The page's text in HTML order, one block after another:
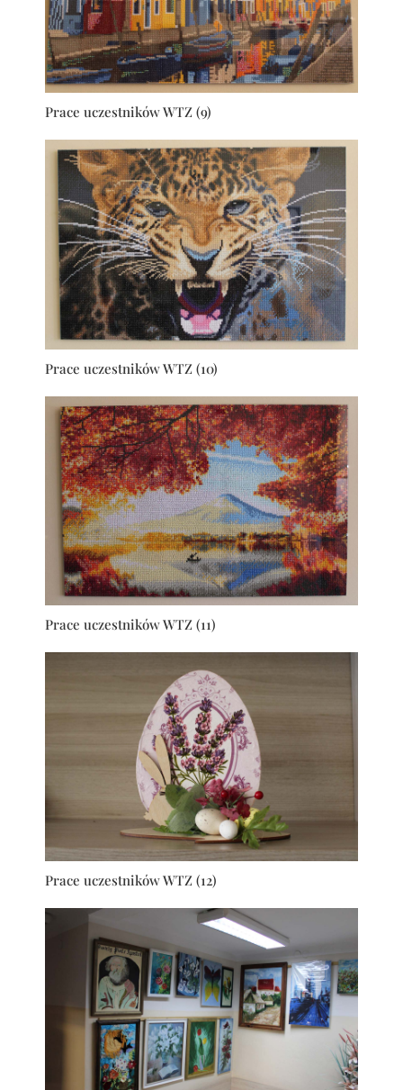
Prace uczestników WTZ (9)
Prace uczestników WTZ (10)
Prace uczestników WTZ (11)
Prace uczestników WTZ (12)